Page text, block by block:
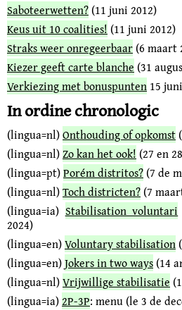
Saboteerwetten? (11 juni 2012)
Keus uit 10 coalities! (11 juni 2012)
Straks weer onregeerbaar (6 maart
Kiezer geeft carte blanche (31
Verkiezing met bonuspunten 15
In ordine chronologic
(lingua=nl)Onthouding of opkomst
(lingua=nl)Zo kan het ook! (27 en
(lingua=pt)Porém distritos? (7 de
(lingua=nl)Toch districten? (7
(lingua=ia) Stabilisation voluntari
2024)
(lingua=en)Voluntary stabilisation
(lingua=en)Jokers in two ways (14
(lingua=nl)Vrijwillige stabilisatie
(lingua=ia)2P-3P: menu (le 3 de